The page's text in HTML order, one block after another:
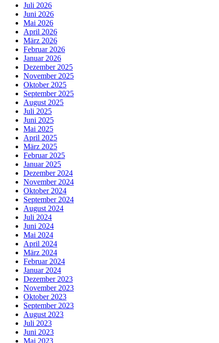
Juli 2026
Juni 2026
Mai 2026
April 2026
März 2026
Februar 2026
Januar 2026
Dezember 2025
November 2025
Oktober 2025
September 2025
August 2025
Juli 2025
Juni 2025
Mai 2025
April 2025
März 2025
Februar 2025
Januar 2025
Dezember 2024
November 2024
Oktober 2024
September 2024
August 2024
Juli 2024
Juni 2024
Mai 2024
April 2024
März 2024
Februar 2024
Januar 2024
Dezember 2023
November 2023
Oktober 2023
September 2023
August 2023
Juli 2023
Juni 2023
Mai 2023